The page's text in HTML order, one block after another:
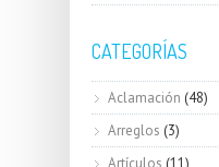
CATEGORÍAS
Aclamación (48)
Arreglos (3)